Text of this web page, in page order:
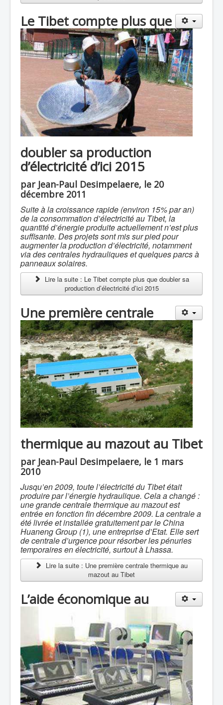
Le Tibet compte plus que
doubler sa production
d’électricité d’ici 2015
par Jean-Paul Desimpelaere, le 20
décembre 2011
Suite à la croissance rapide (environ 15% par an)
de la consommation d’électricité au Tibet, la
quantité d’énergie produite actuellement n’est plus
suffisante. Des projets sont mis sur pied pour
augmenter la production d’électricité, notamment
via des centrales hydrauliques et quelques parcs à
panneaux solaires.
Lire la suite : Le Tibet compte plus que doubler sa
production d’électricité d’ici 2015
Une première centrale
thermique au mazout au Tibet
par Jean-Paul Desimpelaere, le 1 mars
2010
Jusqu’en 2009, toute l’électricité du Tibet était
produire par l’énergie hydraulique. Cela a changé :
une grande centrale thermique au mazout est
entrée en fonction fin décembre 2009. La centrale a
été livrée et installée gratuitement par le China
Huaneng Group (1), une entreprise d’Etat. Elle sert
de centrale d’urgence pour résorber les pénuries
temporaires en électricité, surtout à Lhassa.
Lire la suite : Une première centrale thermique au
mazout au Tibet
L’aide économique au